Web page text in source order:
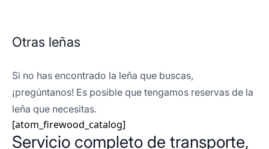
Otras leñas
Si no has encontrado la leña que buscas,
¡pregúntanos! Es posible que tengamos reservas de la
leña que necesitas.
[atom_firewood_catalog]
Servicio completo de transporte,